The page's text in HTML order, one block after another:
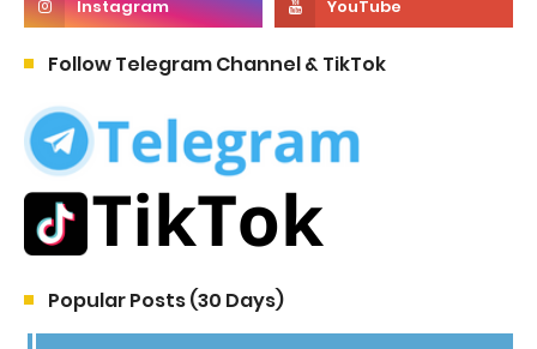
Follow Telegram Channel & TikTok
Popular Posts (30 Days)